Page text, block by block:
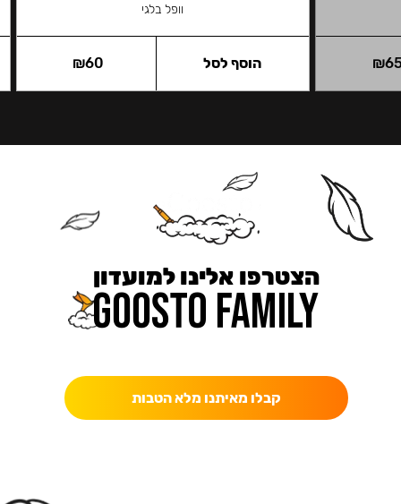
₪
וופל בלגי
₪60 הוסף לסל
הצטרפו אלינו למועדון
קבלו מאיתנו מלא הטבות